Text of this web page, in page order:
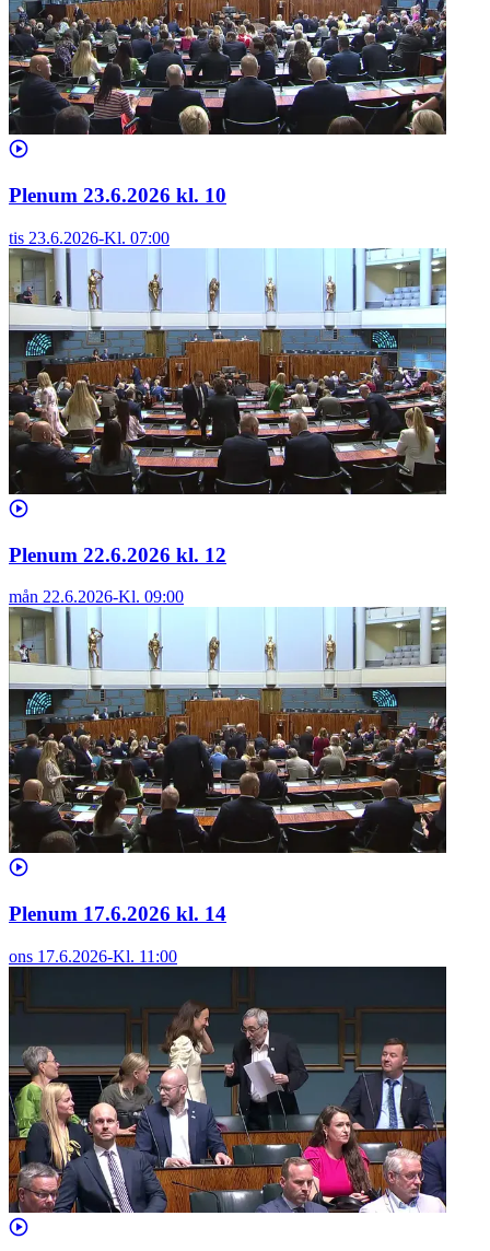
Plenum 23.6.2026 kl. 10
tis 23.6.2026-Kl. 07:00
Plenum 22.6.2026 kl. 12
mån 22.6.2026-Kl. 09:00
Plenum 17.6.2026 kl. 14
ons 17.6.2026-Kl. 11:00